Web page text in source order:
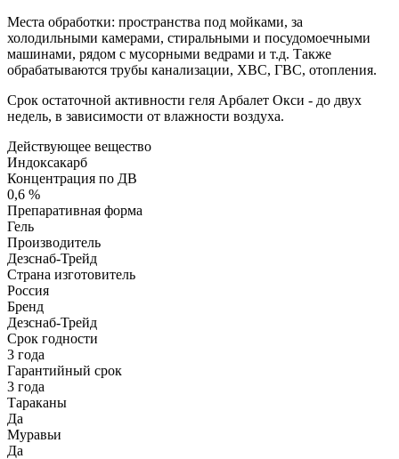
Места обработки: пространства под мойками, за
холодильными камерами, стиральными и посудомоечными
машинами, рядом с мусорными ведрами и т.д. Также
обрабатываются трубы канализации, ХВС, ГВС, отопления.
Срок остаточной активности геля Арбалет Окси - до двух
недель, в зависимости от влажности воздуха.
Действующее вещество
Индоксакарб
Концентрация по ДВ
0,6 %
Препаративная форма
Гель
Производитель
Дезснаб-Трейд
Страна изготовитель
Россия
Бренд
Дезснаб-Трейд
Срок годности
3 года
Гарантийный срок
3 года
Тараканы
Да
Муравьи
Да